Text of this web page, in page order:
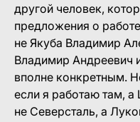
другой человек,
предложения о
не Якуба Владимир
Владимир Андреевич
вполне конкретным.
если я работаю там, а
не Северсталь, а